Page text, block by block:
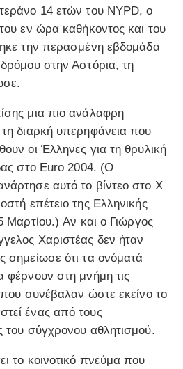
14 ετών του NYPD, ο
εν ώρα καθήκοντος και του
την περασμένη εβδομάδα
στην Αστόρια, τη
μια πιο ανάλαφρη
διαρκή υπερηφάνεια που
οι Έλληνες για τη θρυλική
στο Euro 2004. (Ο
αυτό το βίντεο στο X
επέτειο της Ελληνικής
Μαρτίου.) Αν και ο Γιώργος
Χαριστέας δεν ήταν
σημείωσε ότι τα ονόματά
φέρνουν στη μνήμη τις
συνέβαλαν ώστε εκείνο το
ένας από τους
του σύγχρονου αθλητισμού.
το κοινοτικό πνεύμα που